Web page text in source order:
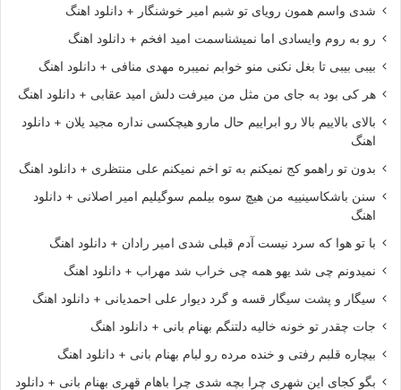
شدی واسم همون رویای تو شبم امیر خوشنگار + دانلود اهنگ
رو به روم وایسادی اما نمیشناسمت امید افخم + دانلود اهنگ
بیبی بیبی تا بغل نکنی منو خوابم نمیبره مهدی منافی + دانلود اهنگ
هر کی بود به جای من مثل من میرفت دلش امید عقابی + دانلود اهنگ
بالای بالاییم بالا رو ابراییم حال مارو هیچکسی نداره مجید یلان + دانلود
اهنگ
بدون تو راهمو کج نمیکنم به تو اخم نمیکنم علی منتظری + دانلود اهنگ
سنن باشکاسینییه من هیچ سوه بیلمم سوگیلیم امیر اصلانی + دانلود
اهنگ
با تو هوا که سرد نیست آدم قبلی شدی امیر رادان + دانلود اهنگ
نمیدونم چی شد یهو همه چی خراب شد مهراب + دانلود اهنگ
سیگار و پشت سیگار قسه و گرد دیوار علی احمدیانی + دانلود اهنگ
جات چقدر تو خونه خالیه دلتنگم بهنام بانی + دانلود اهنگ
بیچاره قلبم رفتی و خنده مرده رو لبام بهنام بانی + دانلود اهنگ
بگو کجای این شهری چرا بچه شدی چرا باهام قهری بهنام بانی + دانلود